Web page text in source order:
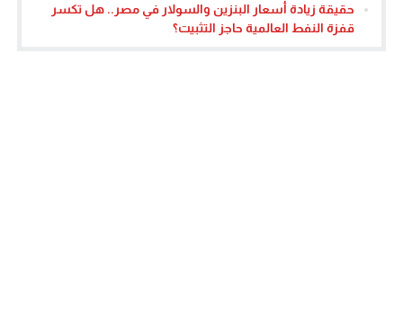
حقيقة زيادة أسعار البنزين والسولار في مصر.. هل تكسر
قفزة النفط العالمية حاجز التثبيت؟